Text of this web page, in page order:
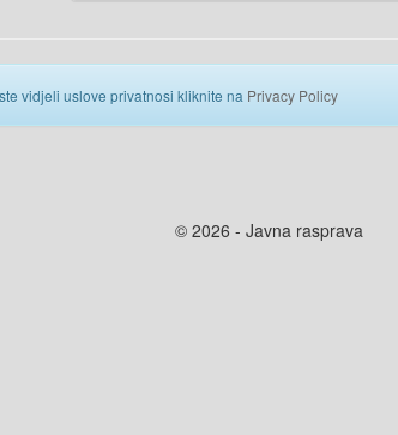
vidjeli uslove privatnosi kliknite na Privacy Policy
© 2026 - Javna rasprava